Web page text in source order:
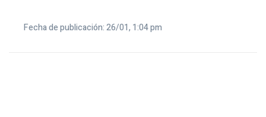
Fecha de publicación: 26/01, 1:04 pm